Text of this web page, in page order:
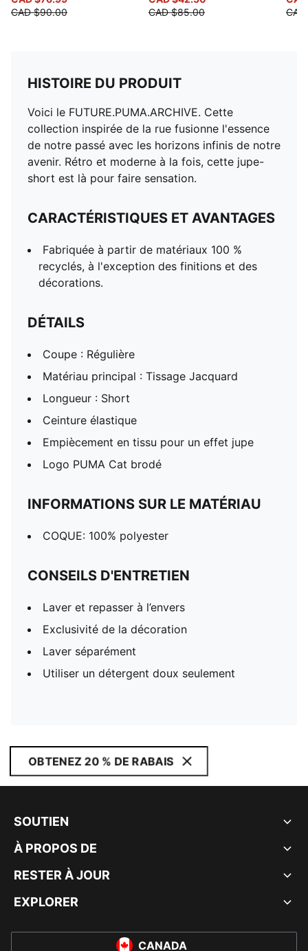
CAD $90.00
CAD $85.00
HISTOIRE DU PRODUIT
Voici le FUTURE.PUMA.ARCHIVE. Cette
collection inspirée de la rue fusionne l'essence
de notre passé avec les horizons infinis de notre
avenir. Rétro et moderne à la fois, cette jupe-
short est là pour faire sensation.
CARACTÉRISTIQUES ET AVANTAGES
Fabriquée à partir de matériaux 100 %
recyclés, à l'exception des finitions et des
décorations.
DÉTAILS
Coupe : Régulière
Matériau principal : Tissage Jacquard
Longueur : Short
Ceinture élastique
Empiècement en tissu pour un effet jupe
Logo PUMA Cat brodé
INFORMATIONS SUR LE MATÉRIAU
COQUE: 100% polyester
CONSEILS D'ENTRETIEN
Laver et repasser à l’envers
Exclusivité de la décoration
Laver séparément
Utiliser un détergent doux seulement
OBTENEZ 20 % DE RABAIS
SOUTIEN
À PROPOS DE
RESTER À JOUR
EXPLORER
CANADA